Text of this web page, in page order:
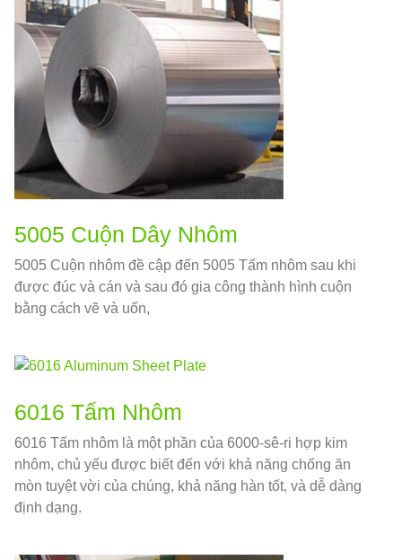
5005 Cuộn Dây Nhôm
5005 Cuộn nhôm đề cập đến 5005 Tấm nhôm sau khi
được đúc và cán và sau đó gia công thành hình cuộn
bằng cách vẽ và uốn,
6016 Tấm Nhôm
6016 Tấm nhôm là một phần của 6000-sê-ri hợp kim
nhôm, chủ yếu được biết đến với khả năng chống ăn
mòn tuyệt vời của chúng, khả năng hàn tốt, và dễ dàng
định dạng.